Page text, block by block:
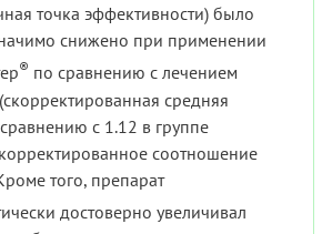
точка эффективности) было
снижено при применении
® по сравнению с лечением
средняя
с 1.12 в группе
соотношение
того, препарат
достоверно увеличивал